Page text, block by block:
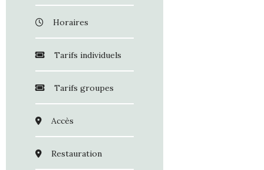
Horaires
Tarifs individuels
Tarifs groupes
Accès
Restauration